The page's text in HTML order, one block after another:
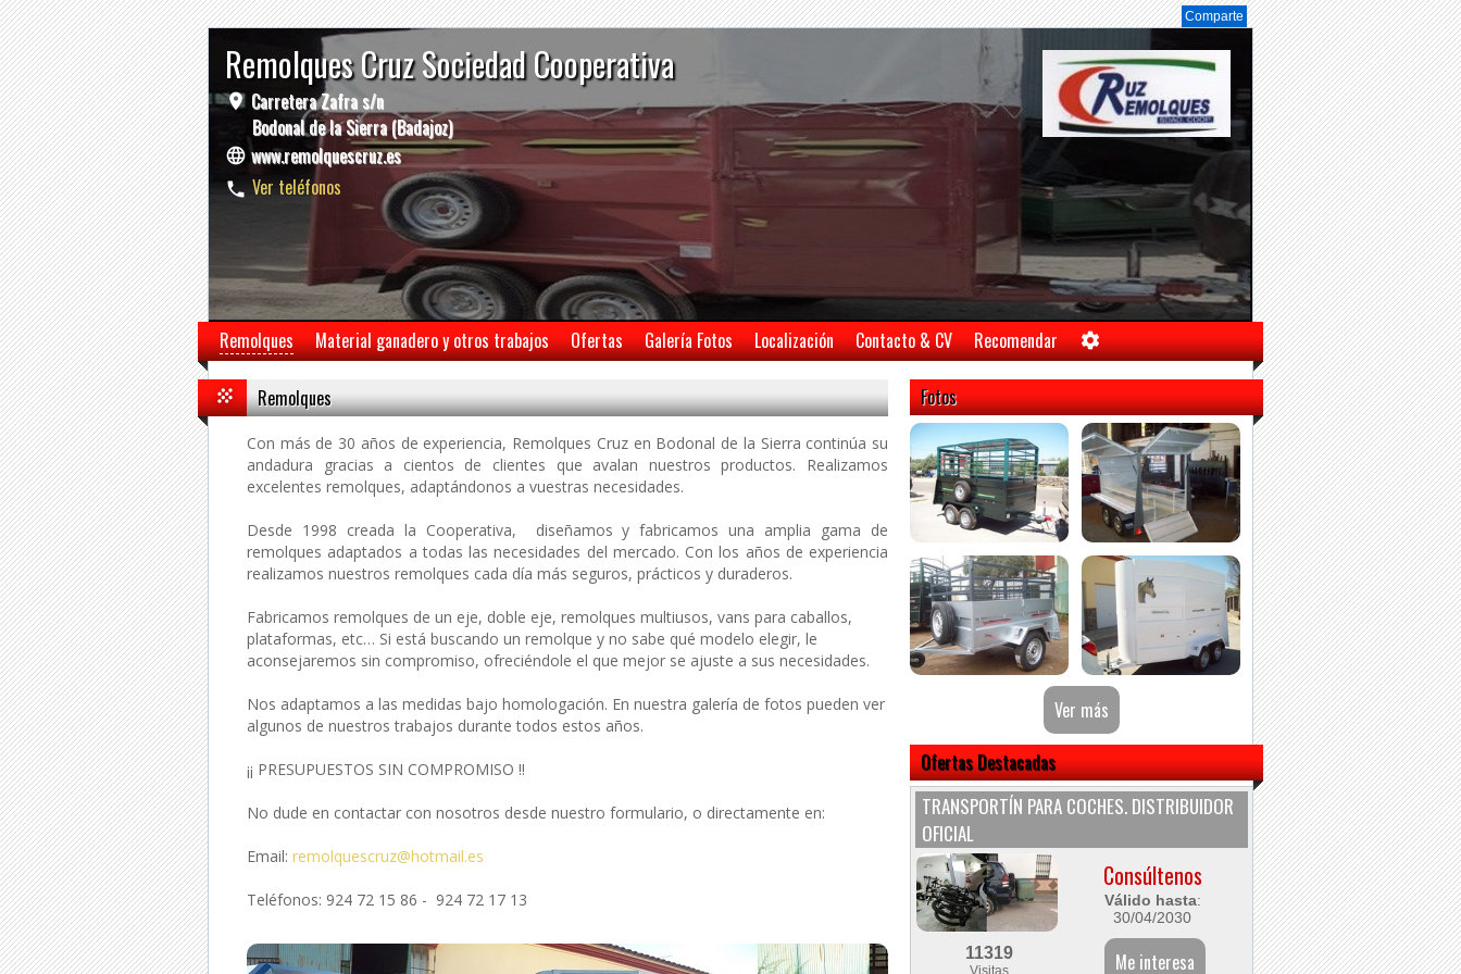
Comparte
Remolques Cruz Sociedad Cooperativa
Carretera Zafra s/n
Bodonal de la Sierra (Badajoz)
www.remolquescruz.es
Ver teléfonos
Remolques Material ganadero y otros trabajos Ofertas Galería Fotos Localización Contacto & CV Recomendar
Remolques
Con más de 30 años de experiencia, Remolques Cruz en Bodonal de la Sierra continúa su
andadura gracias a cientos de clientes que avalan nuestros productos. Realizamos
excelentes remolques, adaptándonos a vuestras necesidades.
Desde 1998 creada la Cooperativa, diseñamos y fabricamos una amplia gama de
remolques adaptados a todas las necesidades del mercado. Con los años de experiencia
realizamos nuestros remolques cada día más seguros, prácticos y duraderos.
Fabricamos remolques de un eje, doble eje, remolques multiusos, vans para caballos,
plataformas, etc… Si está buscando un remolque y no sabe qué modelo elegir, le
aconsejaremos sin compromiso, ofreciéndole el que mejor se ajuste a sus necesidades.
Nos adaptamos a las medidas bajo homologación. En nuestra galería de fotos pueden ver
algunos de nuestros trabajos durante todos estos años.
¡¡ PRESUPUESTOS SIN COMPROMISO !!
No dude en contactar con nosotros desde nuestro formulario, o directamente en:
Email: remolquescruz@hotmail.es
Teléfonos: 924 72 15 86 - 924 72 17 13
Fotos
Ofertas Destacadas
TRANSPORTÍN PARA COCHES. DISTRIBUIDOR
OFICIAL
Consúltenos
Válido hasta:
30/04/2030
11319
Visitas